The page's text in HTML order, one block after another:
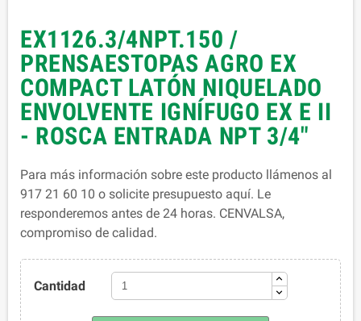
EX1126.3/4NPT.150 /
PRENSAESTOPAS AGRO EX
COMPACT LATÓN NIQUELADO
ENVOLVENTE IGNÍFUGO EX E II
- ROSCA ENTRADA NPT 3/4"
Para más información sobre este producto llámenos al
917 21 60 10 o solicite presupuesto aquí. Le
responderemos antes de 24 horas. CENVALSA,
compromiso de calidad.
Cantidad